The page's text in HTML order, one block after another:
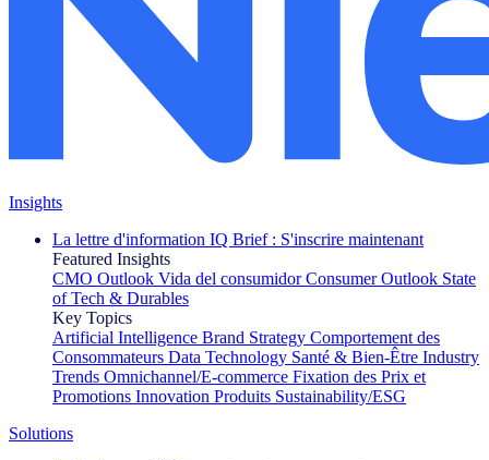
Insights
La lettre d'information IQ Brief : S'inscrire maintenant
Featured Insights
CMO Outlook Vida del consumidor Consumer Outlook State
of Tech & Durables
Key Topics
Artificial Intelligence Brand Strategy Comportement des
Consommateurs Data Technology Santé & Bien-Être Industry
Trends Omnichannel/E-commerce Fixation des Prix et
Promotions Innovation Produits Sustainability/ESG
Solutions